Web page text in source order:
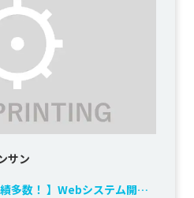
サン
多数！ 】Webシステム開発